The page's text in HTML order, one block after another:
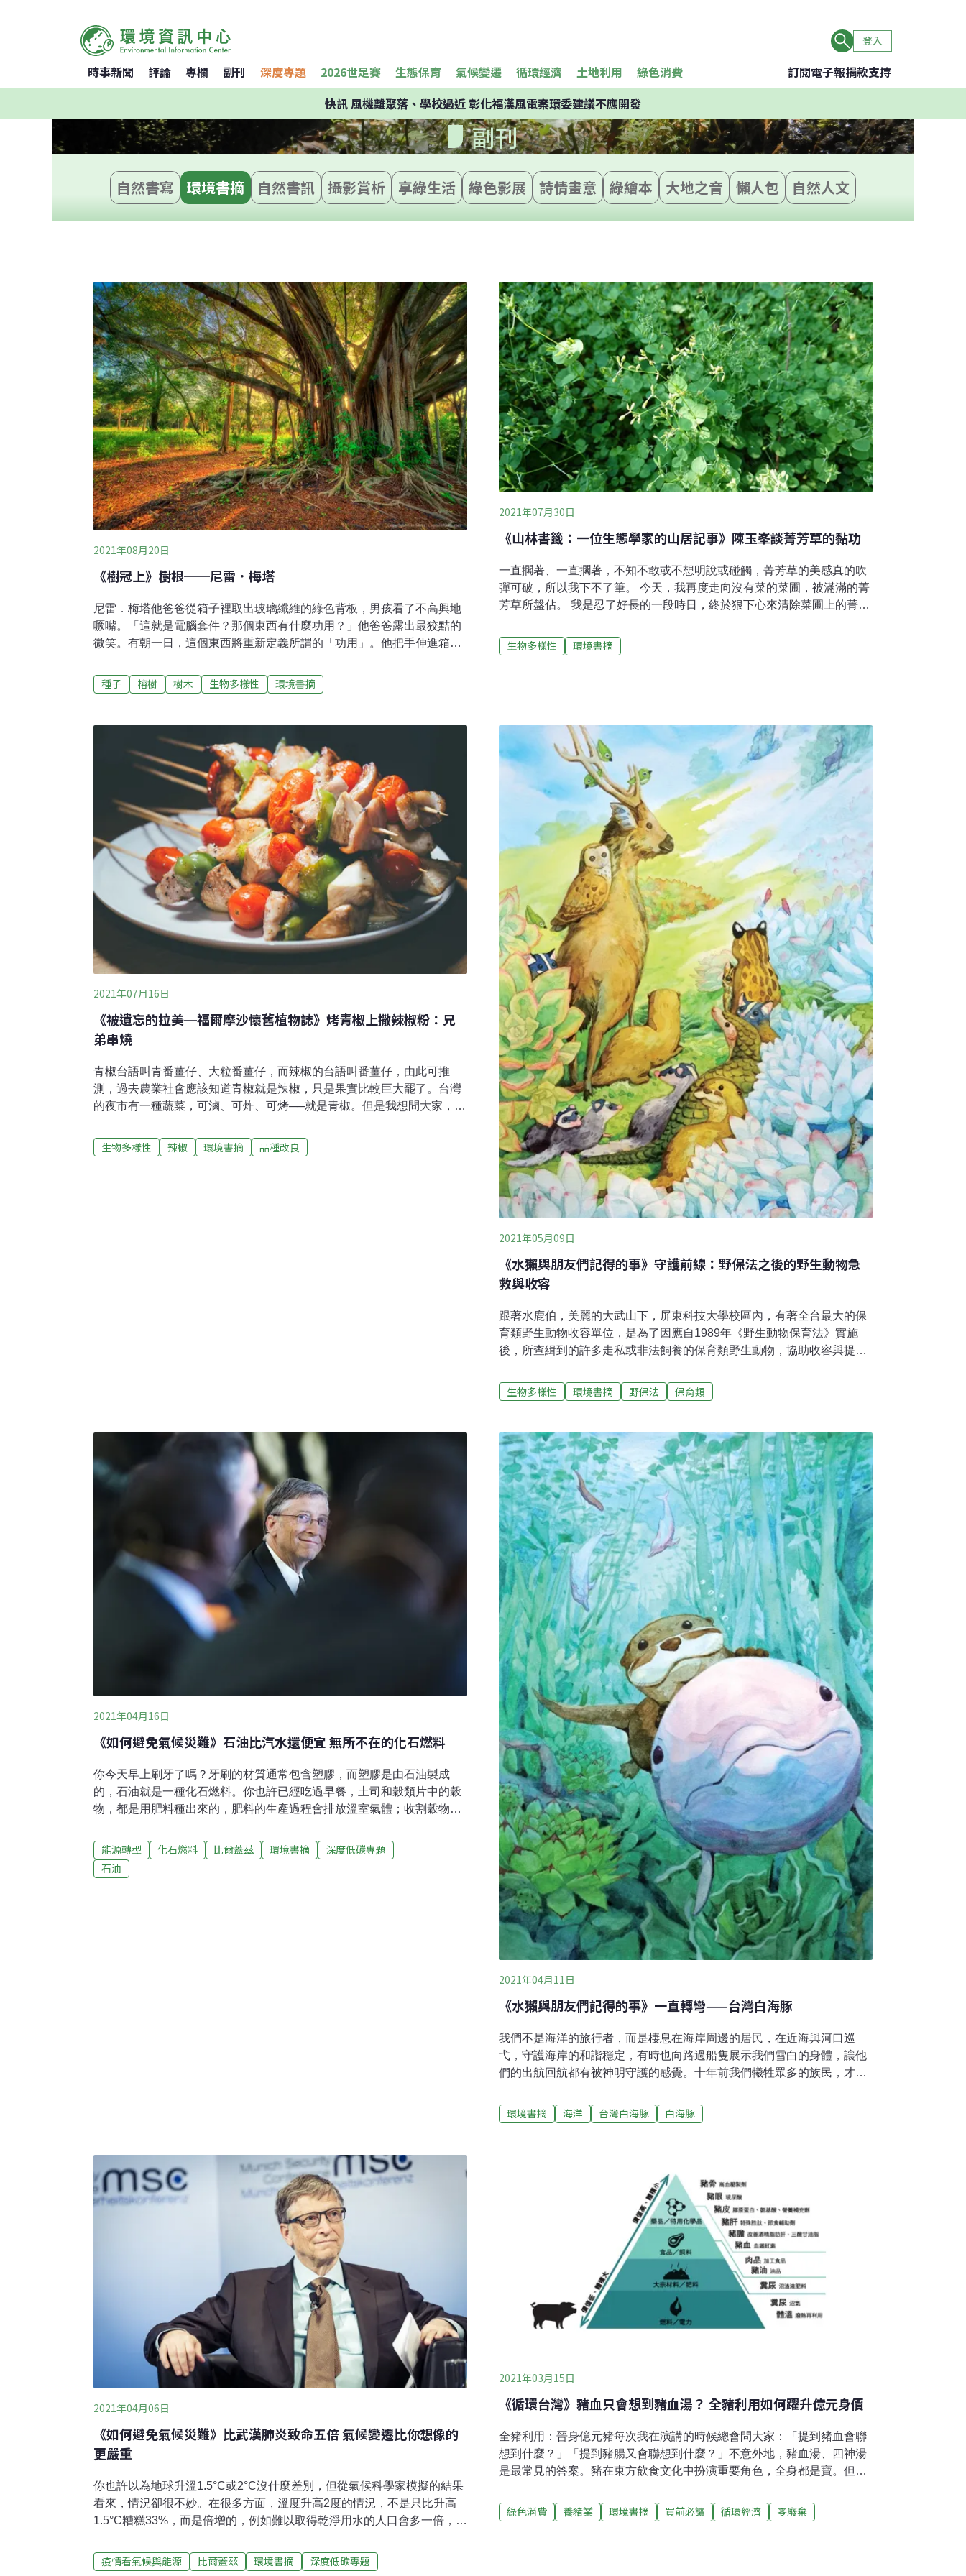
登入
時事新聞 評論 專欄 副刊 深度專題 2026世足賽 生態保育 氣候變遷 循環經濟 土地利用 綠色消費 訂閱電子報捐款支持
快訊風機離聚落、學校過近 彰化福漢風電案環委建議不應開發
副刊
自然書寫 環境書摘 自然書訊 攝影賞析 享綠生活 綠色影展 詩情畫意 綠繪本 大地之音 懶人包 自然人文
2021年08月20日
《樹冠上》樹根──尼雷．梅塔
尼雷．梅塔他爸爸從箱子裡取出玻璃纖維的綠色背板，男孩看了不高興地
噘嘴。「這就是電腦套件？那個東西有什麼功用？」他爸爸露出最狡黠的
微笑。有朝一日，這個東西將重新定義所謂的「功用」。他把手伸進箱子
三英寸的晶片，欣喜地點了點頭，向來嚴肅的臉上露出幾乎可說是驕傲的
神情。「你老爸幫忙製造了這個東西。」「爸，這就是微處理器？看起來
麼。」男孩看了看。他記得他爸爸兩年前跟他講的床邊故事──一個個高瞻
遠矚的專案經理和勇於創新的工程師，承受了比白猴神哈奴曼跟他猴子軍
團更多的挫折與苦難，堅持創造出一個前所未見的工程奇蹟。他七歲的小
腦袋恍然大悟，神經細胞灼灼運作，千億個微小的神經元錯縱相連，有如
一棵棵枝枒蔓生的樹木。他咧嘴一笑，機伶但不太確定。「幾千個電晶
體。」「啊，我兒子真聰明。」「讓我
種子 榕樹 樹木 生物多樣性 環境書摘
2021年07月30日
《山林書籤：一位生態學家的山居記事》陳玉峯談菁芳草的黏功
一直擱著、一直擱著，不知不敢或不想明說或碰觸，菁芳草的美感真的吹
彈可破，所以我下不了筆。 今天，我再度走向沒有菜的菜圃，被滿滿的菁
芳草所盤佔。 我是忍了好長的一段時日，終於狠下心來清除菜圃上的菁芳
麼楚楚可憐樣，小小的圓卵形對生葉，不只討喜，當水分無虞時，他噴掃
眼底的綠，勾魂攝魄；夢幻般的綠，沁入骨髓，以致於我都儘量不置足
道一般種菜的方式，我只是不想吃脆弱多病的蔬菜，否則市場上買。既然
自己要種，就種有骨氣的菜，但市場上販賣的菜籽，就是如此不爭氣。 種
了兩輪之後，我放棄。所以我現在的菜圃，就只單純欣賞著菁芳草。 1977
生物多樣性 環境書摘
2021年07月16日
《被遺忘的拉美─福爾摩沙懷舊植物誌》烤青椒上撒辣椒粉：兄
弟串燒
青椒台語叫青番薑仔、大粒番薑仔，而辣椒的台語叫番薑仔，由此可推
測，過去農業社會應該知道青椒就是辣椒，只是果實比較巨大罷了。台灣
的夜市有一種蔬菜，可滷、可炸、可烤──就是青椒。但是我想問大家，吃
是同一個物種，所以我總是異想天開，認為在烤青椒上撒辣椒粉，應該比
照親子丼，命名為兄弟串燒。辣椒是辣味的主要來源，世界各地都有愛這
生物多樣性 辣椒 環境書摘 品種改良
2021年05月09日
《水獺與朋友們記得的事》守護前線：野保法之後的野生動物急
救與收容
跟著水鹿伯，美麗的大武山下，屏東科技大學校區內，有著全台最大的保
育類野生動物收容單位，是為了因應自1989年《野生動物保育法》實施
後，所查緝到的許多走私或非法飼養的保育類野生動物，協助收容與提供
的野生動物保育思潮，萌芽期在1980年代，當時台灣因為是犀牛角、象
牙、虎骨等野生動物產製品的消費大國，間接造成國際上非法貿易猖獗，
誌，陸續揭露了許多環境污染及生態破壞等問題，使得民眾保育意識逐漸
增加，因此當時政府在國內外的保育聲浪壓力下，順勢制定了《野生動物
保育法》，並在1989年頒布施行。當時公告約1900多種保育類野生動物，
列為重點保護及管制對象。因為野保法的執法成效，幾年之內，許多野生
動物的非法活體與產製品走私交易被查緝，當中不少都是因為野生動物的
寵物市場尚未消退，而
生物多樣性 環境書摘 野保法 保育類
2021年04月16日
《如何避免氣候災難》石油比汽水還便宜 無所不在的化石燃料
你今天早上刷牙了嗎？牙刷的材質通常包含塑膠，而塑膠是由石油製成
的，石油就是一種化石燃料。你也許已經吃過早餐，土司和穀類片中的穀
物，都是用肥料種出來的，肥料的生產過程會排放溫室氣體；收割穀物會
釋放碳，而且曳引機還需要汽油才跑得動。你如果像我一樣，午餐有時會
吃漢堡，製作漢堡排需要飼養牛，過程中也會排放溫室氣體，因為牛打嗝
和放屁都會排出甲烷；製作漢堡麵包則需要種植和收割小麥，一樣會排放
能源轉型 化石燃料 比爾蓋茲 環境書摘
深度低碳專題
石油
2021年04月11日
《水獺與朋友們記得的事》一直轉彎——台灣白海豚
我們不是海洋的旅行者，而是棲息在海岸周邊的居民，在近海與河口巡
弋，守護海岸的和諧穩定，有時也向路過船隻展示我們雪白的身體，讓他
們的出航回航都有被神明守護的感覺。十年前我們犧牲眾多的族民，才換
無幾，力氣耗盡。全世界的鯨豚種類大約80多種，其中約有30種以上的鯨
豚會出現在台灣四周海域，占了世界鯨豚總類將近三分之一；鮮少有國家
族群，「台灣白海豚」就是台灣西部沿海最有知名度的海豚。但目前根據
台灣相關鯨豚保育組織的觀測，台灣白海豚的數量已經不到60隻，被聯合
國鯨豚專家列為野生動物紅皮書最高保育等級的極危等級。「中華白海
豚」又稱「太平洋駝背豚」或「印太洋駝背豚」，主要棲息於西太平洋和
東印度洋的熱帶及溫帶沿岸海域，
環境書摘 海洋 台灣白海豚 白海豚
2021年04月06日
《如何避免氣候災難》比武漢肺炎致命五倍 氣候變遷比你想像的
更嚴重
你也許以為地球升溫1.5°C或2°C沒什麼差別，但從氣候科學家模擬的結果
看來，情況卻很不妙。在很多方面，溫度升高2度的情況，不是只比升高
1.5°C糟糕33%，而是倍增的，例如難以取得乾淨用水的人口會多一倍，熱
慘了，但你不會只遇到炎熱天氣，或只遭受洪災。氣候變遷的效應是環環
相扣的。以武漢肺炎（COVID-19）來做對比，這樣所有正在經歷這場大
疫情看氣候與能源 比爾蓋茲 環境書摘 深度低碳專題
2021年03月15日
《循環台灣》豬血只會想到豬血湯？ 全豬利用如何躍升億元身價
全豬利用：晉身億元豬每次我在演講的時候總會問大家：「提到豬血會聯
想到什麼？」「提到豬腸又會聯想到什麼？」不意外地，豬血湯、四神湯
是最常見的答案。豬在東方飲食文化中扮演重要角色，全身都是寶。但我
平均下來，一頭豬還是有超過27％被浪費掉。以重量計算，全台灣畜養
550萬頭豬，相當於浪費了150萬頭豬。但是豬隻除了作為食品用途，還有
綠色消費 養豬業 環境書摘 買前必讀 循環經濟 零廢棄